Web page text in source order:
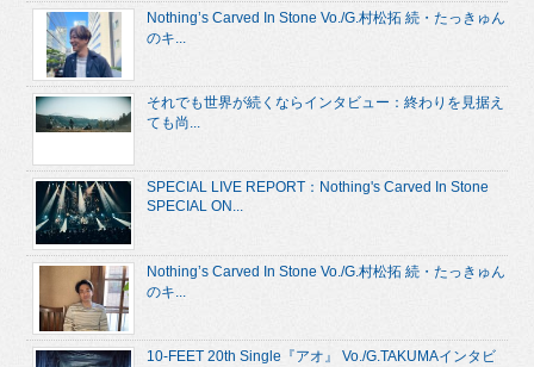
Nothing’s Carved In Stone Vo./G.村松拓 続・たっきゅん
のキ...
それでも世界が続くならインタビュー：終わりを見据え
ても尚...
SPECIAL LIVE REPORT：Nothing's Carved In Stone
SPECIAL ON...
Nothing’s Carved In Stone Vo./G.村松拓 続・たっきゅん
のキ...
10-FEET 20th Single『アオ』 Vo./G.TAKUMAインタビ